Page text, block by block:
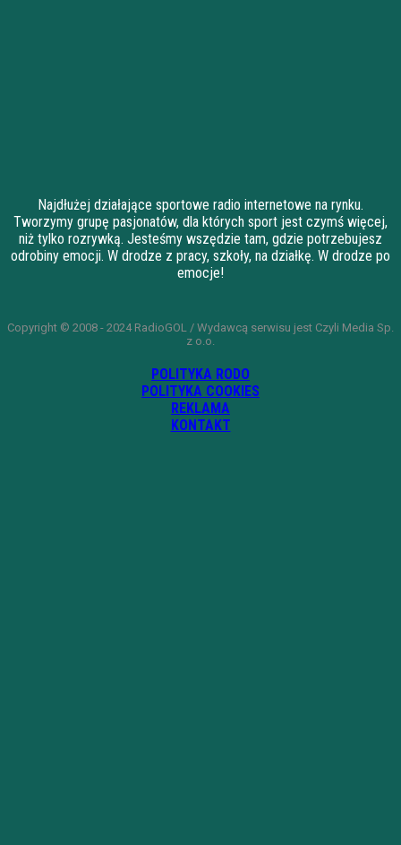
Najdłużej działające sportowe radio internetowe na rynku.
Tworzymy grupę pasjonatów, dla których sport jest czymś więcej,
niż tylko rozrywką. Jesteśmy wszędzie tam, gdzie potrzebujesz
odrobiny emocji. W drodze z pracy, szkoły, na działkę. W drodze po
emocje!
Copyright © 2008 - 2024 RadioGOL / Wydawcą serwisu jest Czyli Media Sp.
z o.o.
POLITYKA RODO
POLITYKA COOKIES
REKLAMA
KONTAKT